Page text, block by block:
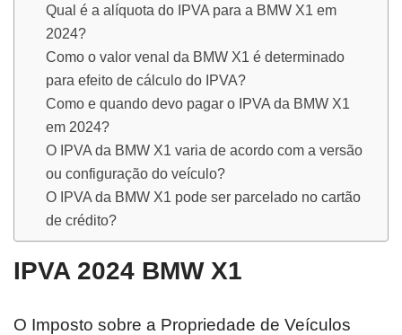
Qual é a alíquota do IPVA para a BMW X1 em
2024?
Como o valor venal da BMW X1 é determinado
para efeito de cálculo do IPVA?
Como e quando devo pagar o IPVA da BMW X1
em 2024?
O IPVA da BMW X1 varia de acordo com a versão
ou configuração do veículo?
O IPVA da BMW X1 pode ser parcelado no cartão
de crédito?
IPVA 2024 BMW X1
O Imposto sobre a Propriedade de Veículos